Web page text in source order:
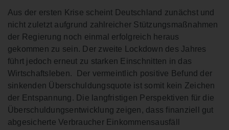
Aus der ersten Krise scheint Deutschland zunächst und
nicht zuletzt aufgrund zahlreicher Stützungsmaßnahmen
der Regierung noch einmal erfolgreich heraus
gekommen zu sein. Der zweite Lockdown des Jahres
führt jedoch erneut zu starken Einschnitten in das
Wirtschaftsleben. Der vermeintlich positive Befund der
sinkenden Überschuldungsquote ist somit kein Zeichen
der Entspannung. Die langfristigen Perspektiven für die
Überschuldungsentwicklung zeigen, dass finanziell gut
abgesicherte Verbraucher Einkommensausfäll